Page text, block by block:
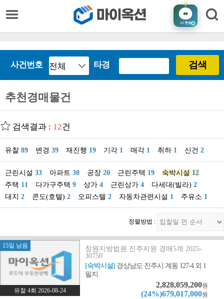
AI챗봇
사건번호 타경 검색
추천경매물건
검색결과 : 12건
유찰 89 변경 39 재진행 19 기각 1 매각 1 취하 1 신건 2
근린시설 33 아파트 30 공장 20 근린주택 19 숙박시설 12
주택 11 다가구주택 9 상가 4 근린상가 4 다세대(빌라) 2
대지 2 콘도(호텔) 2 오피스텔 2 자동차관련시설 1 주유소 1
정렬방법 :
15일 남음
유찰 4회 2026-08-24
창원지방법원 진주지원 경매5계 2025-
30750
[숙박시설] 경상남도 진주시 계동 127-4 외 1
필지
2,828,059,200원
(24%)679,017,000원